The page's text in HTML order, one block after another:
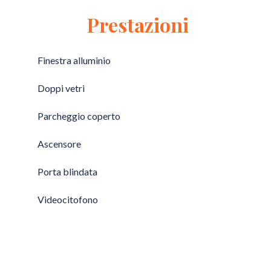
Prestazioni
Finestra alluminio
Doppi vetri
Parcheggio coperto
Ascensore
Porta blindata
Videocitofono